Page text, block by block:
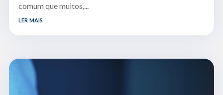
comum que muitos,...
ler mais